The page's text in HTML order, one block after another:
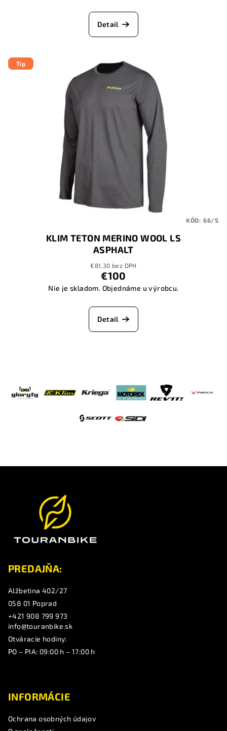
Detail
Tip
KLIM TETON MERINO WOOL LS
ASPHALT
€81,30 bez DPH
€100
Nie je skladom. Objednáme u výrobcu.
Detail
KÓD: 66/S
PREDAJŇA:
Alžbetina 402/27
058 01 Poprad
+421 908 799 973
info@touranbike.sk
Otváracie hodiny:
PO – PIA: 09:00 h – 17:00 h
INFORMÁCIE
Ochrana osobných údajov